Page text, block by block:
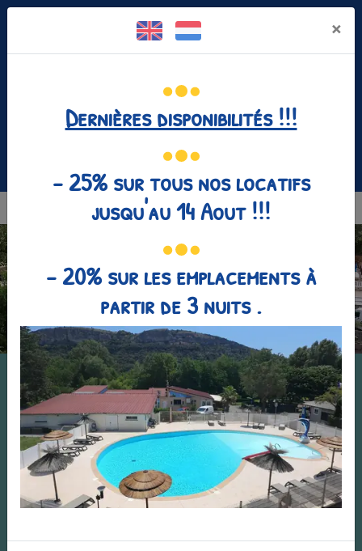
Facebook est désactivé. Autoriser
04 75 35 25 80
MENU
×
Dernières disponibilités !!!
- 25% sur tous nos locatifs
jusqu'au 14 Aout !!!
- 20% sur les emplacements à
partir de 3 nuits .
Panneau de gestion des cookies